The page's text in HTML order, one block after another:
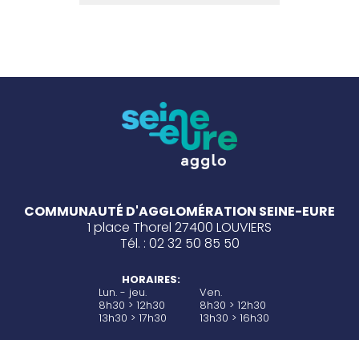
COMMUNAUTÉ D'AGGLOMÉRATION SEINE-EURE
1 place Thorel 27400 LOUVIERS
Tél. : 02 32 50 85 50
HORAIRES:
Lun. - jeu.
8h30 > 12h30
13h30 > 17h30
Ven.
8h30 > 12h30
13h30 > 16h30